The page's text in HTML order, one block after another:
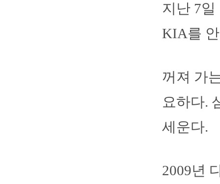
지난 7
KIA를
꺼져 가
요하다.
세운다.
2009년